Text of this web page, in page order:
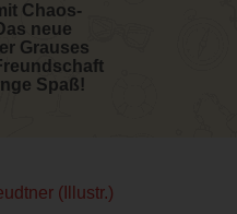
Chaos-
neue
Grauses
Spaß!
(Illustr.)